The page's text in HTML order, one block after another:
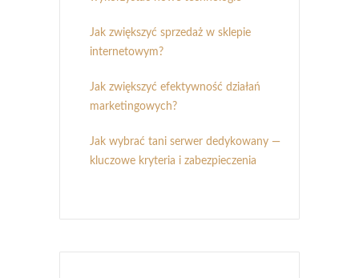
Jak zwiększyć sprzedaż w sklepie
internetowym?
Jak zwiększyć efektywność działań
marketingowych?
Jak wybrać tani serwer dedykowany —
kluczowe kryteria i zabezpieczenia